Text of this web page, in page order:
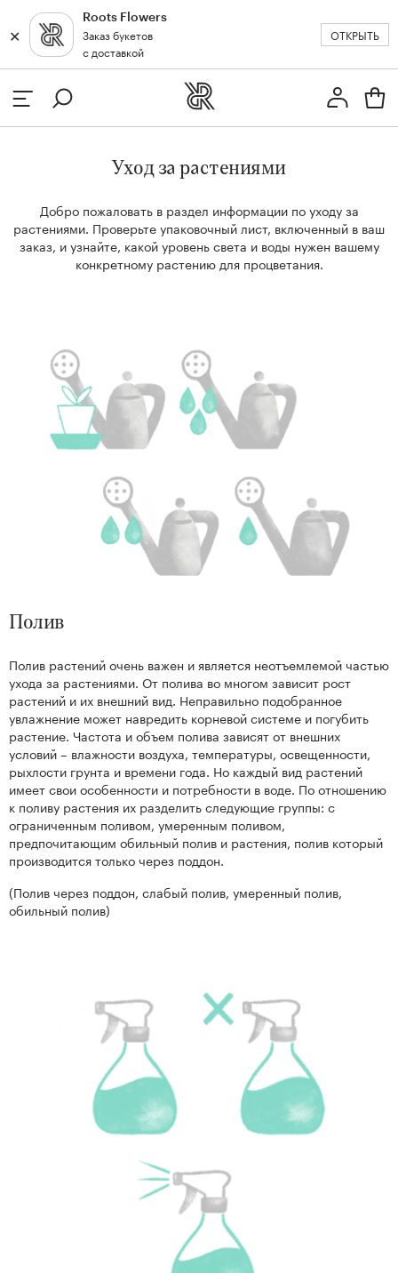
✕
Roots Flowers
Заказ букетов
с доставкой
ОТКРЫТЬ
Профиль
Вход или регистрация
Москва
Kenzan
Collection
✕
Уход за растениями
Добро пожаловать в раздел информации по уходуза
растениями. Проверьте упаковочный лист, включенный в ваш
заказ, и узнайте, какой уровень света и воды нужен вашему
конкретному растению для процветания.
Полив
Полив растений очень важен и является неотъемлемой частью
ухода за растениями. От полива во многом зависит рост
растений и их внешний вид. Неправильно подобранное
увлажнение может навредить корневой системе и погубить
растение. Частота и объем полива зависят от внешних
условий – влажности воздуха, температуры, освещенности,
рыхлости грунта и времени года. Но каждый вид растений
имеет свои особенности и потребности в воде. По отношению
к поливу растения их разделить следующие группы: с
ограниченным поливом, умеренным поливом,
предпочитающим обильный полив и растения, полив который
производится только через поддон.
(Полив через поддон, слабый полив, умеренный полив,
обильный полив)